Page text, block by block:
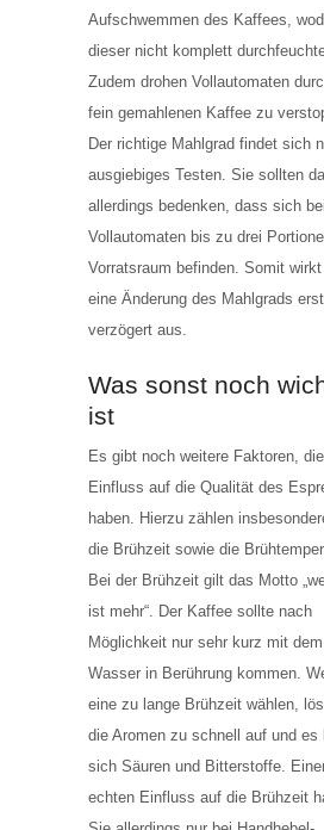
Aufschwemmen des Kaffees,
dieser nicht komplett
Zudem drohen Vollautomaten
fein gemahlenen Kaffee zu
Der richtige Mahlgrad findet sich
ausgiebiges Testen. Sie sollten
allerdings bedenken, dass sich bei
Vollautomaten bis zu drei
Vorratsraum befinden. Somit
eine Änderung des Mahlgrads erst
verzögert aus.
Was sonst noch
ist
Es gibt noch weitere Faktoren,
Einfluss auf die Qualität des
haben. Hierzu zählen
die Brühzeit sowie die
Bei der Brühzeit gilt das Motto
ist mehr“. Der Kaffee sollte nach
Möglichkeit nur sehr kurz mit
Wasser in Berührung kommen.
eine zu lange Brühzeit wählen,
die Aromen zu schnell auf und es
sich Säuren und Bitterstoffe.
echten Einfluss auf die Brühzeit